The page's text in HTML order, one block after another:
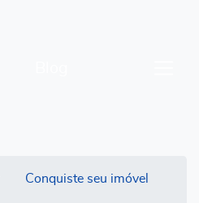
Conquiste seu imóvel